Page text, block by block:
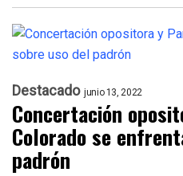
Destacado junio 13, 2022
Concertación
Colorado se
padrón